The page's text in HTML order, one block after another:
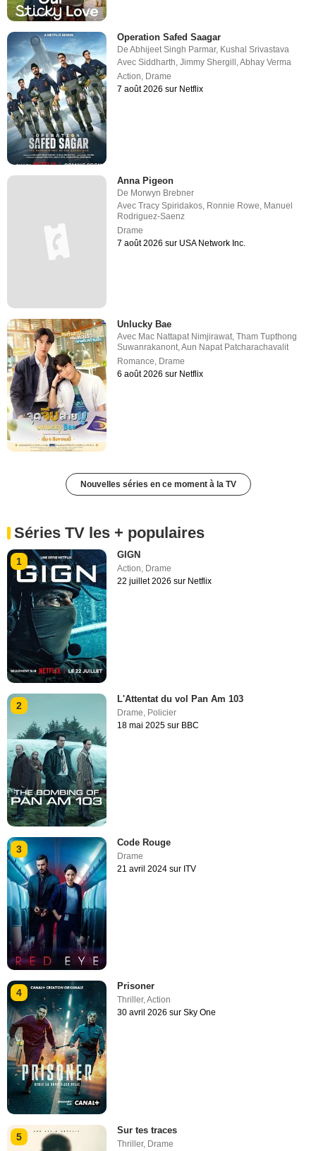
Operation Safed Saagar
DeAbhijeet Singh Parmar, Kushal Srivastava
AvecSiddharth ,Jimmy Shergill ,Abhay Verma
Action Drame
7 août 2026 sur Netflix
Anna Pigeon
De Morwyn Brebner
AvecTracy Spiridakos, Ronnie Rowe, Manuel
Rodriguez-Saenz
Drame
7 août 2026 sur USA Network Inc.
Unlucky Bae
Avec Mac Nattapat Nimjirawat,Tham Tupthong
Suwanrakanont,Aun Napat Patcharachavalit
Romance, Drame
6 août 2026 sur Netflix
Nouvelles séries en ce moment à la TV
Séries TV les + populaires
1
GIGN
Action, Drame
22 juillet 2026 sur Netflix
2
L'Attentat du vol Pan Am 103
Drame Policier
18 mai 2025 sur BBC
3
Code Rouge
Drame
21 avril 2024 sur ITV
4
Prisoner
Thriller,Action
30 avril 2026 sur Sky One
5
Sur tes traces
Thriller, Drame